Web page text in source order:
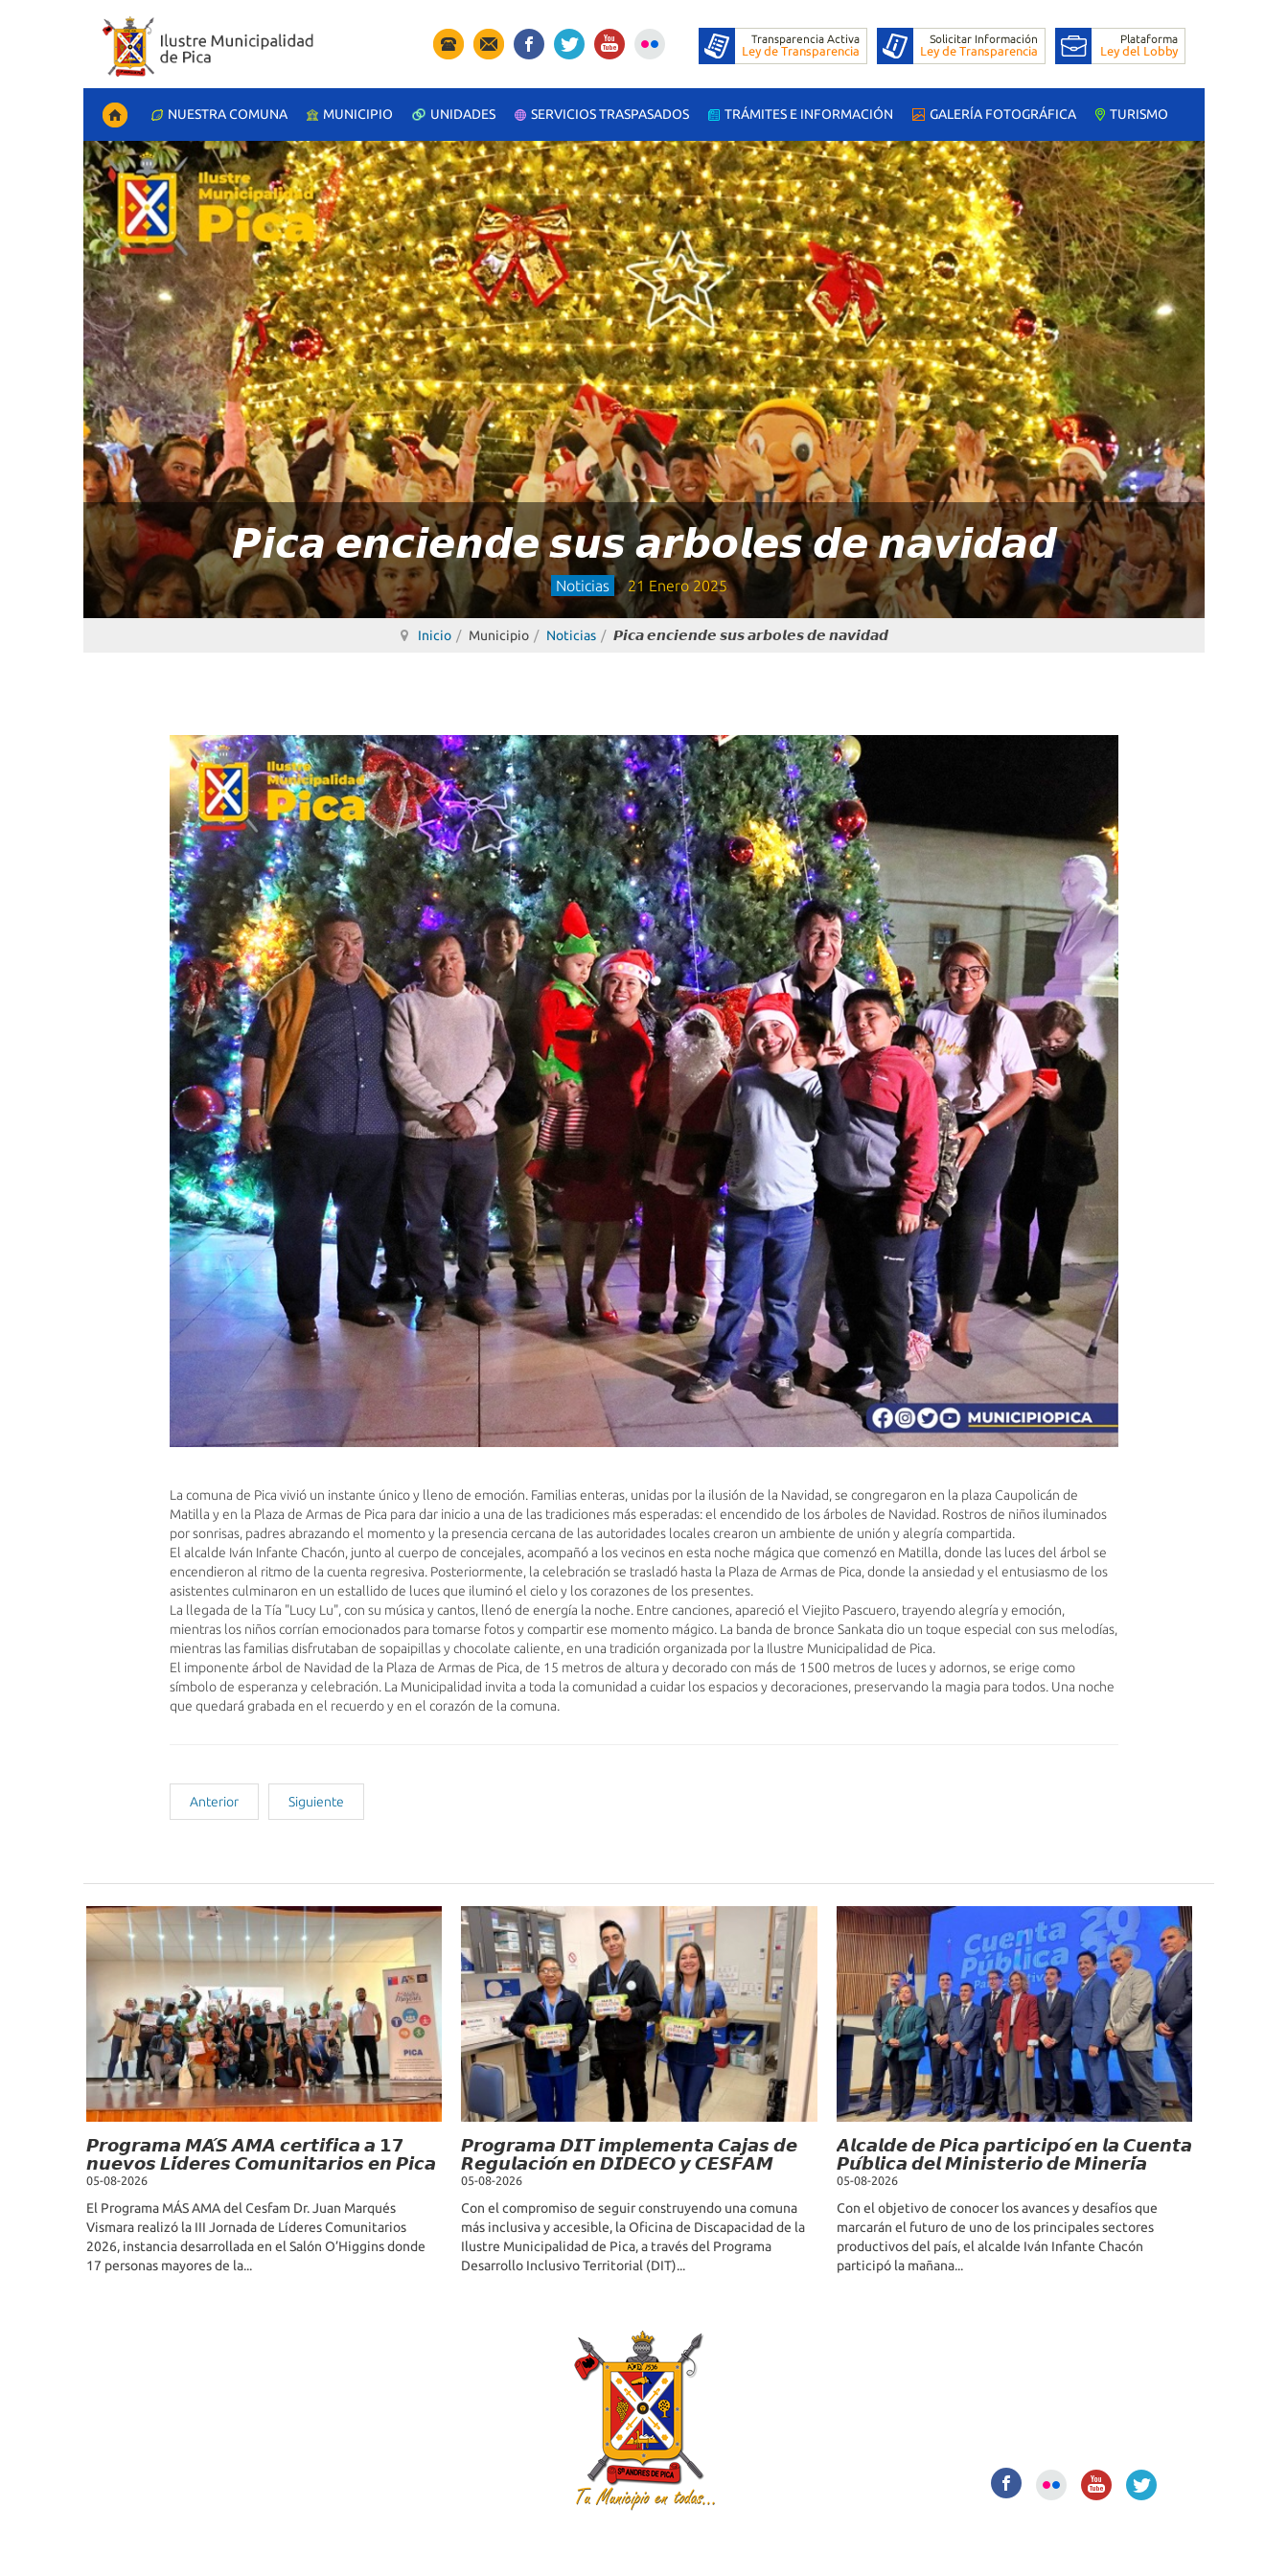
NUESTRA COMUNA MUNICIPIO UNIDADES SERVICIOS TRASPASADOS TRÁMITES E INFORMACIÓN GALERÍA FOTOGRÁFICA TURISMO
Inicio Municipio Noticias 𝙋𝙞𝙘𝙖 𝙚𝙣𝙘𝙞𝙚𝙣𝙙𝙚 𝙨𝙪𝙨 𝙖𝙧𝙗𝙤𝙡𝙚𝙨 𝙙𝙚 𝙣𝙖𝙫𝙞𝙙𝙖𝙙
𝙋𝙞𝙘𝙖 𝙚𝙣𝙘𝙞𝙚𝙣𝙙𝙚 𝙨𝙪𝙨 𝙖𝙧𝙗𝙤𝙡𝙚𝙨 𝙙𝙚 𝙣𝙖𝙫𝙞𝙙𝙖𝙙
Noticias 21 Enero 2025
La comuna de Pica vivió un instante único y lleno de emoción. Familias enteras, unidas por la ilusión de la Navidad, se congregaron en la plaza Caupolicán de
Matilla y en la Plaza de Armas de Pica para dar inicio a una de las tradiciones más esperadas: el encendido de los árboles de Navidad. Rostros de niños iluminados
por sonrisas, padres abrazando el momento y la presencia cercana de las autoridades locales crearon un ambiente de unión y alegría compartida.
El alcalde Iván Infante Chacón, junto al cuerpo de concejales, acompañó a los vecinos en esta noche mágica que comenzó en Matilla, donde las luces del árbol se
encendieron al ritmo de la cuenta regresiva. Posteriormente, la celebración se trasladó hasta la Plaza de Armas de Pica, donde la ansiedad y el entusiasmo de los
asistentes culminaron en un estallido de luces que iluminó el cielo y los corazones de los presentes.
La llegada de la Tía "Lucy Lu", con su música y cantos, llenó de energía la noche. Entre canciones, apareció el Viejito Pascuero, trayendo alegría y emoción,
mientras los niños corrían emocionados para tomarse fotos y compartir ese momento mágico. La banda de bronce Sankata dio un toque especial con sus melodías,
mientras las familias disfrutaban de sopaipillas y chocolate caliente, en una tradición organizada por la Ilustre Municipalidad de Pica.
El imponente árbol de Navidad de la Plaza de Armas de Pica, de 15 metros de altura y decorado con más de 1500 metros de luces y adornos, se erige como
símbolo de esperanza y celebración. La Municipalidad invita a toda la comunidad a cuidar los espacios y decoraciones, preservando la magia para todos. Una noche
que quedará grabada en el recuerdo y en el corazón de la comuna.
Anterior Siguiente
𝙋𝙧𝙤𝙜𝙧𝙖𝙢𝙖 𝙈𝘼́𝙎 𝘼𝙈𝘼 𝙘𝙚𝙧𝙩𝙞𝙛𝙞𝙘𝙖 𝙖 𝟭𝟳
𝙣𝙪𝙚𝙫𝙤𝙨 𝙇𝙞́𝙙𝙚𝙧𝙚𝙨 𝘾𝙤𝙢𝙪𝙣𝙞𝙩𝙖𝙧𝙞𝙤𝙨 𝙚𝙣 𝙋𝙞𝙘𝙖
05-08-2026
El Programa MÁS AMA del Cesfam Dr. Juan Marqués
Vismara realizó la III Jornada de Líderes Comunitarios
2026, instancia desarrollada en el Salón O’Higgins donde
17 personas mayores de la...
𝙋𝙧𝙤𝙜𝙧𝙖𝙢𝙖 𝘿𝙄𝙏 𝙞𝙢𝙥𝙡𝙚𝙢𝙚𝙣𝙩𝙖 𝘾𝙖𝙟𝙖𝙨 𝙙𝙚
𝙍𝙚𝙜𝙪𝙡𝙖𝙘𝙞𝙤́𝙣 𝙚𝙣 𝘿𝙄𝘿𝙀𝘾𝙊 𝙮 𝘾𝙀𝙎𝙁𝘼𝙈
05-08-2026
Con el compromiso de seguir construyendo una comuna
más inclusiva y accesible, la Oficina de Discapacidad de la
Ilustre Municipalidad de Pica, a través del Programa
Desarrollo Inclusivo Territorial (DIT)...
𝘼𝙡𝙘𝙖𝙡𝙙𝙚 𝙙𝙚 𝙋𝙞𝙘𝙖 𝙥𝙖𝙧𝙩𝙞𝙘𝙞𝙥𝙤́ 𝙚𝙣 𝙡𝙖 𝘾𝙪𝙚𝙣𝙩𝙖
𝙋𝙪́𝙗𝙡𝙞𝙘𝙖 𝙙𝙚𝙡 𝙈𝙞𝙣𝙞𝙨𝙩𝙚𝙧𝙞𝙤 𝙙𝙚 𝙈𝙞𝙣𝙚𝙧𝙞́𝙖
05-08-2026
Con el objetivo de conocer los avances y desafíos que
marcarán el futuro de uno de los principales sectores
productivos del país, el alcalde Iván Infante Chacón
participó la mañana...